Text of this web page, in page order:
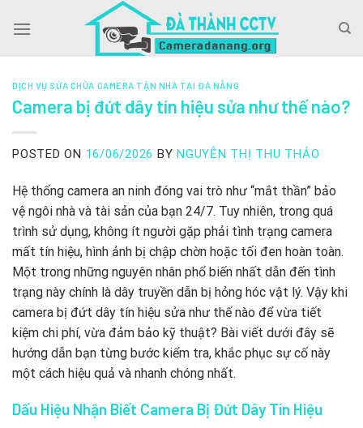
DỊCH VỤ SỬA CHỮA CAMERA TẬN NHÀ TẠI ĐÀ NẴNG
Camera bị đứt dây tín hiệu sửa như thế nào?
POSTED ON 16/06/2026 BY NGUYỄN THỊ THU THẢO
Hệ thống camera an ninh đóng vai trò như “mắt thần” bảo
vệ ngôi nhà và tài sản của bạn 24/7. Tuy nhiên, trong quá
trình sử dụng, không ít người gặp phải tình trạng camera
mất tín hiệu, hình ảnh bị chập chờn hoặc tối đen hoàn toàn.
Một trong những nguyên nhân phổ biến nhất dẫn đến tình
trạng này chính là dây truyền dẫn bị hỏng hóc vật lý. Vậy khi
camera bị đứt dây tín hiệu sửa như thế nào để vừa tiết
kiệm chi phí, vừa đảm bảo kỹ thuật? Bài viết dưới đây sẽ
hướng dẫn bạn từng bước kiểm tra, khắc phục sự cố này
một cách hiệu quả và nhanh chóng nhất.
Dấu Hiệu Nhận Biết Camera Bị Đứt Dây Tín Hiệu